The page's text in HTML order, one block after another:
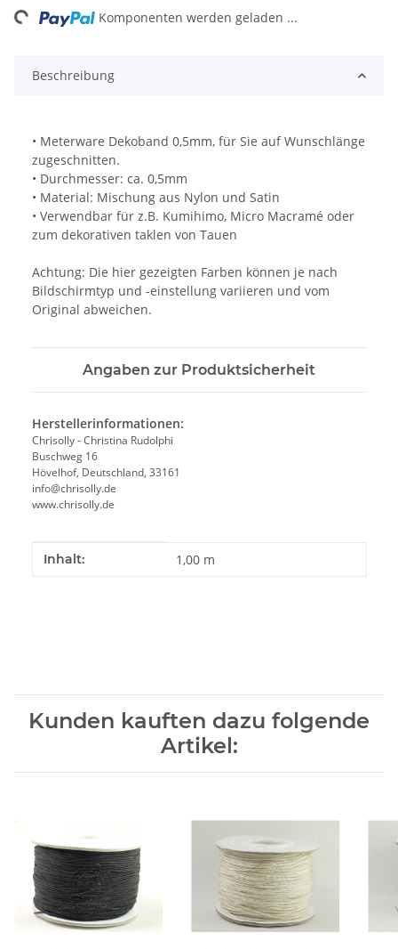
Komponenten werden geladen ...
Beschreibung
• Meterware Dekoband 0,5mm, für Sie auf Wunschlänge
zugeschnitten.
• Durchmesser: ca. 0,5mm
• Material: Mischung aus Nylon und Satin
• Verwendbar für z.B. Kumihimo, Micro Macramé oder
zum dekorativen taklen von Tauen
Achtung: Die hier gezeigten Farben können je nach
Bildschirmtyp und -einstellung variieren und vom
Original abweichen.
Angaben zur Produktsicherheit
Herstellerinformationen:
Chrisolly - Christina Rudolphi
Buschweg 16
Hövelhof, Deutschland, 33161
info@chrisolly.de
www.chrisolly.de
Produkteigenschaft
Wert
Inhalt: 1,00 m
Kunden kauften dazu folgende
Artikel: